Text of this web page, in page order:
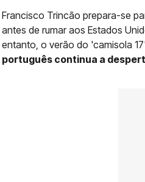
Francisco Trincão prepara-se
antes de rumar aos Estados
entanto, o verão do 'camisola
português continua a